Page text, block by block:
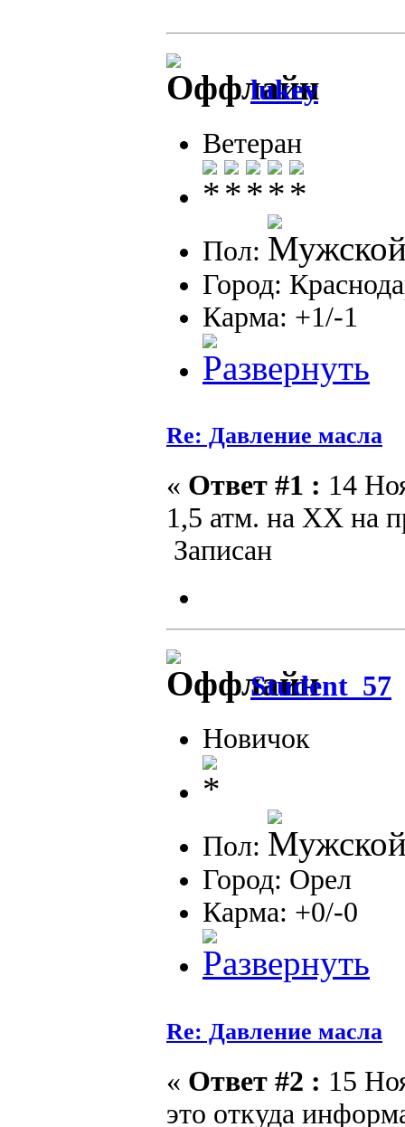
lukey
Ветеран
Пол:
Город:
Карма: +1/-1
Re: Давление масла
« Ответ #1 : 14
1,5 атм. на ХХ на
Записан
Student_57
Новичок
Пол:
Город: Орел
Карма: +0/-0
Re: Давление масла
« Ответ #2 : 15
это откуда